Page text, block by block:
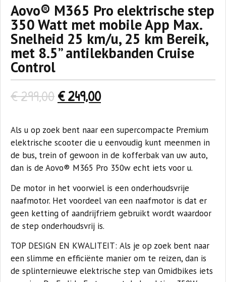
Aovo® M365 Pro elektrische step
350 Watt met mobile App Max.
Snelheid 25 km/u, 25 km Bereik,
met 8.5” antilekbanden Cruise
Control
€299,00€249,00
Als u op zoek bent naar een supercompacte Premium
elektrische scooter die u eenvoudig kunt meenmen in
de bus, trein of gewoon in de kofferbak van uw auto,
dan is de Aovo® M365 Pro 350w echt iets voor u.
De motor in het voorwiel is een onderhoudsvrije
naafmotor. Het voordeel van een naafmotor is dat er
geen ketting of aandrijfriem gebruikt wordt waardoor
de step onderhoudsvrij is.
TOP DESIGN EN KWALITEIT: Als je op zoek bent naar
een slimme en efficiënte manier om te reizen, dan is
de splinternieuwe elektrische step van Omidbikes iets